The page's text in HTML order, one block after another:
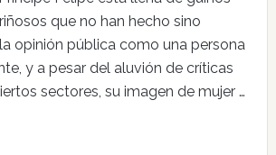
que no han hecho sino
opinión pública como una persona
y a pesar del aluvión de críticas
sectores, su imagen de mujer …